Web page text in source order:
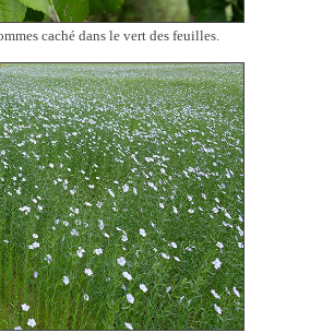
caché dans le vert des feuilles.